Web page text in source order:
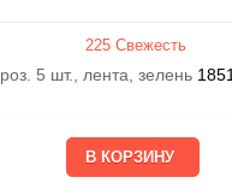
225 Свежесть
роз. 5 шт., лента, зелень